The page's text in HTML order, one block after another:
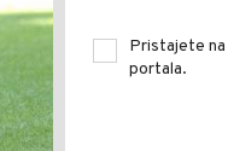
Pristajete na
portala.